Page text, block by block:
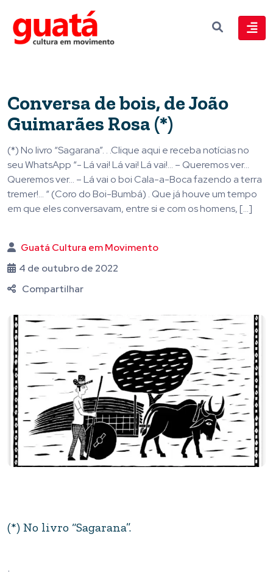
Conversa de bois, de João
Guimarães Rosa (*)
(*) No livro “Sagarana”. . .Clique aqui e receba notícias no
seu WhatsApp “- Lá vai! Lá vai! Lá vai!… – Queremos ver…
Queremos ver… – Lá vai o boi Cala-a-Boca fazendo a terra
tremer!… “ (Coro do Boi-Bumbá) . Que já houve um tempo
em que eles conversavam, entre si e com os homens, […]
Guatá Cultura em Movimento
4 de outubro de 2022
Compartilhar
(*) No livro “Sagarana”.
.